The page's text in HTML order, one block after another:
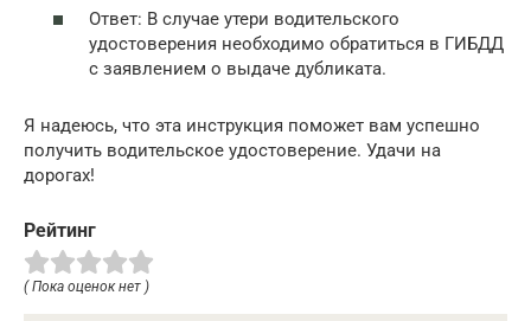
Ответ: В случае утери водительского
удостоверения необходимо обратиться в ГИБДД
с заявлением о выдаче дубликата.
Я надеюсь, что эта инструкция поможет вам успешно
получить водительское удостоверение. Удачи на
дорогах!
Рейтинг
( Пока оценок нет )